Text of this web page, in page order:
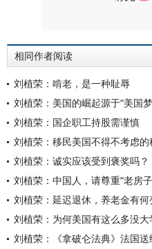
相同作者阅读
刘植荣：啃老，是一种耻辱
刘植荣：美国的崛起源于“美国
刘植荣：国企职工持股需谨慎
刘植荣：移民美国不得不考虑的
刘植荣：诚实应该受到褒奖吗？
刘植荣：中国人，请尊重“老房
刘植荣：延迟退休，养老金有何
刘植荣：为何美国有这么多没
刘植荣：《拿破仑法典》法国